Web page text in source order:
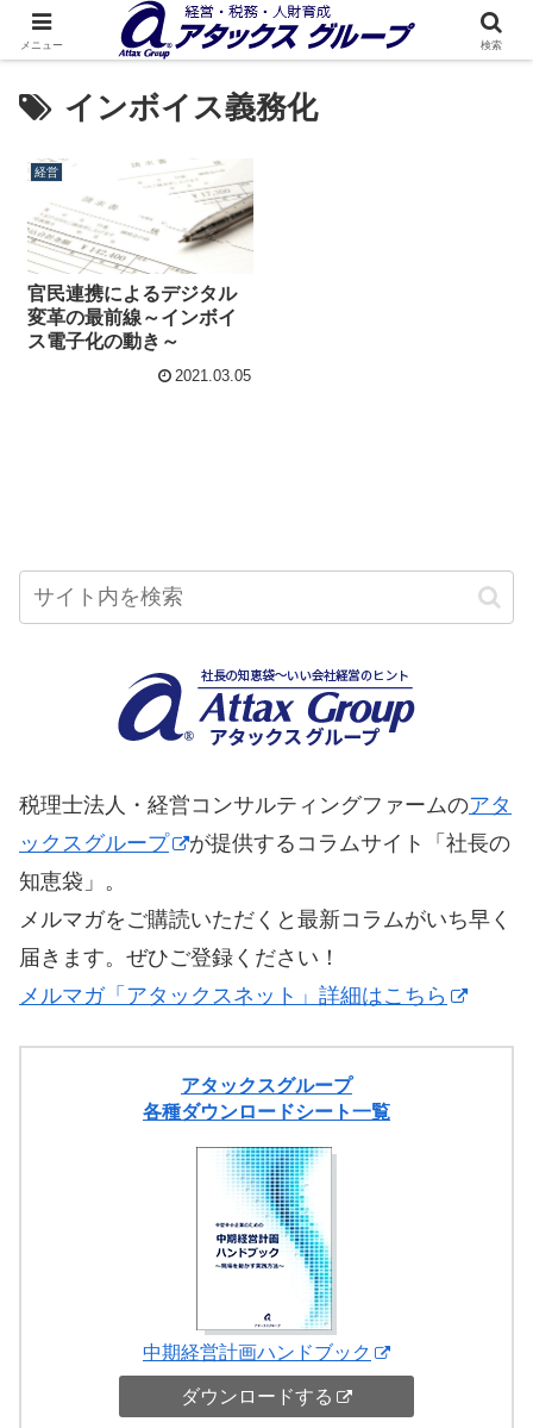
インボイス義務化
経営
官民連携によるデジタル
変革の最前線～インボイ
ス電子化の動き～
2021.03.05
税理士法人・経営コンサルティングファームのアタ
ックスグループ
が提供するコラムサイト「社長の
知恵袋」。
メルマガをご購読いただくと最新コラムがいち早く
届きます。ぜひご登録ください！
メルマガ「アタックスネット」詳細はこちら
アタックスグループ
各種ダウンロードシート一覧
中期経営計画ハンドブック
ダウンロードする
メニュー 検索